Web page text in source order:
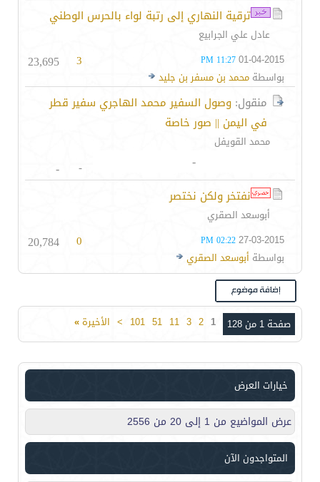
ترقية النهاري إلى رتبة لواء بالحرس الوطني
عادل علي الجرابيع
01-04-2015
11:27 PM
بواسطة محمد بن مسفر بن جليد
3
23,695
منقول: وصول السفير محمد الهاجري سفير قطر
في اليمن || صور خاصة
محمد القويفل
-
-
-
نفتخر ولكن نختصر
أبوسعد الصقري
27-03-2015
02:22 PM
بواسطة أبوسعد الصقري
0
20,784
صفحة 1 من 128 1
2
3
11
51
101
> الأخيرة»
خيارات العرض
عرض المواضيع من 1 إلى 20 من 2556
المتواجدون الآن